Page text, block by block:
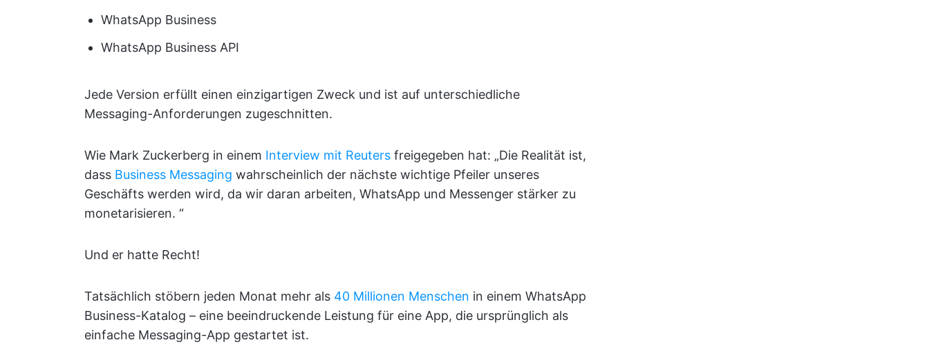
WhatsApp Business
WhatsApp Business API
Jede Version erfüllt einen einzigartigen Zweck und ist auf unterschiedliche
Messaging-Anforderungen zugeschnitten.
Wie Mark Zuckerberg in einem Interview mit Reuters freigegeben hat: „Die Realität ist,
dass Business Messaging wahrscheinlich der nächste wichtige Pfeiler unseres
Geschäfts werden wird, da wir daran arbeiten, WhatsApp und Messenger stärker zu
monetarisieren. “
Und er hatte Recht!
Tatsächlich stöbern jeden Monat mehr als 40 Millionen Menschen in einem WhatsApp
Business-Katalog – eine beeindruckende Leistung für eine App, die ursprünglich als
einfache Messaging-App gestartet ist.